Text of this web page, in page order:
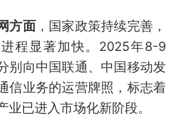
方面，国家政策持续完善，
程显著加快。2025年8-9
别向中国联通、中国移动发
信业务的运营牌照，标志着
业已进入市场化新阶段。